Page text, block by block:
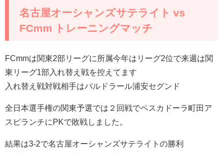
名古屋オーシャンズサテライト vs
FCmm トレーニングマッチ
FCmmは関東2部リーグに所属今年はリーグ2位で来週は関
東リーグ1部入れ替え戦を控えてます
入れ替え戦対戦相手はバルドラール浦安セグンド
全日本選手権の関東予選では２回戦でペスカドーラ町田ア
スピランチにPKで敗戦しました。
結果は3-2で名古屋オーシャンズサテライトの勝利